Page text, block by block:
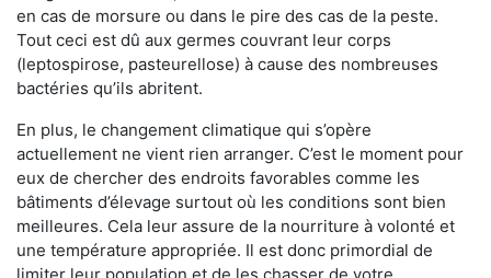
en cas de morsure ou dans le pire des cas de la peste.
Tout ceci est dû aux germes couvrant leur corps
(leptospirose, pasteurellose) à cause des nombreuses
bactéries qu’ils abritent.
En plus, le changement climatique qui s’opère
actuellement ne vient rien arranger. C’est le moment pour
eux de chercher des endroits favorables comme les
bâtiments d’élevage surtout où les conditions sont bien
meilleures. Cela leur assure de la nourriture à volonté et
une température appropriée. Il est donc primordial de